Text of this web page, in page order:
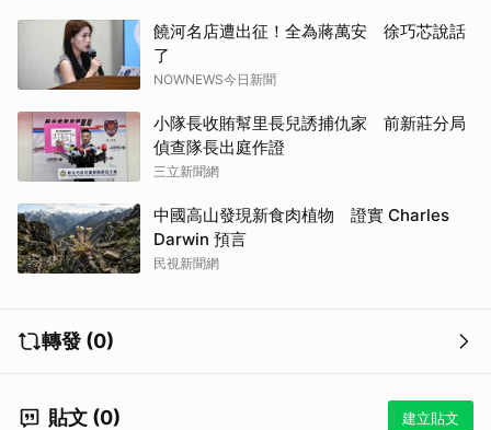
饒河名店遭出征！全為蔣萬安 徐巧芯說話
了
NOWNEWS今日新聞
小隊長收賄幫里長兒誘捕仇家 前新莊分局
偵查隊長出庭作證
三立新聞網
中國高山發現新食肉植物 證實 Charles
Darwin 預言
民視新聞網
轉發 (0)
貼文 (0) 建立貼文